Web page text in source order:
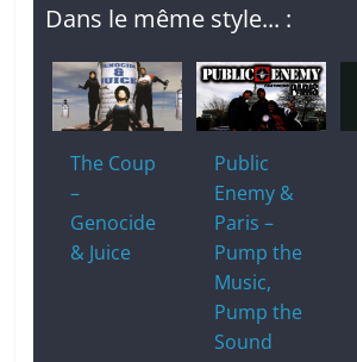
Dans le même style... :
The Coup
–
Genocide
& Juice
Public
Enemy &
Paris –
Pump the
Music,
Pump the
Sound